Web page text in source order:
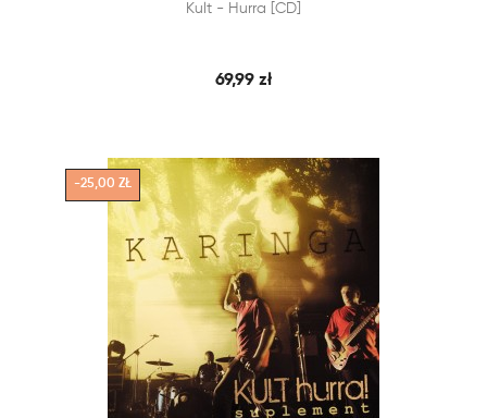
DODAJ DO KOSZYKA
 SZYBKI PODGLĄD
Kult - Hurra [CD]
69,99 zł
-25,00 ZŁ